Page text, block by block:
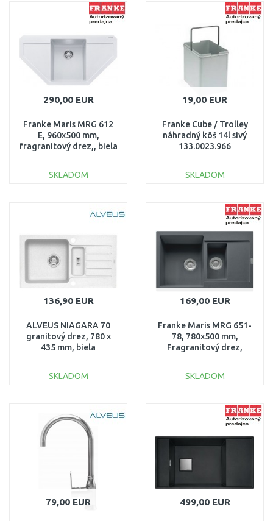
290,00 EUR
Franke Maris MRG 612
E, 960x500 mm,
fragranitový drez,, biela
SKLADOM
19,00 EUR
Franke Cube / Trolley
náhradný kôš 14l sivý
133.0023.966
SKLADOM
136,90 EUR
ALVEUS NIAGARA 70
granitový drez, 780 x
435 mm, biela
SKLADOM
Porovnať
169,00 EUR
Franke Maris MRG 651-
78, 780x500 mm,
Fragranitový drez,
SKLADOM
79,00 EUR 499,00 EUR